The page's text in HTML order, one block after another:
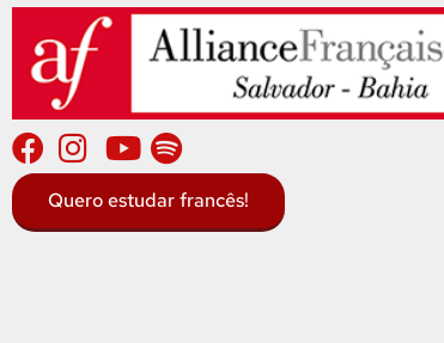
Quero estudar francês!